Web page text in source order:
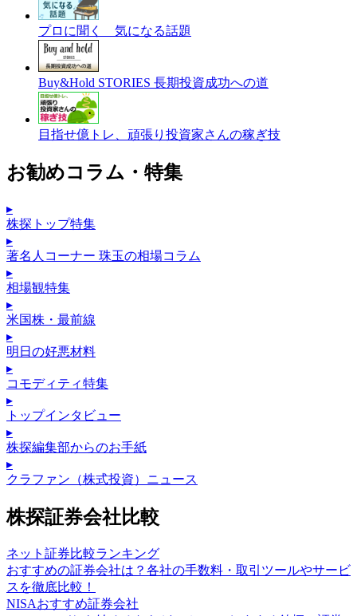
プロに聞く 気になる話題
Buy&Hold STORIES 長期投資成功への道
目指せ億トレ、頑張り投資家さんの稼ぎ技
お勧めコラム・特集
▸
株探トップ特集
▸
著名人コーナー 珠玉の相場コラム
▸
相場観特集
▸
米国株・最前線
▸
明日の好悪材料
▸
コモディティ特集
▸
トップインタビュー
▸
株探編集部からのお手紙
▸
クラファン（株式投資）ニュース
株探証券会社比較
ネット証券比較ランキング
おすすめの証券会社は？各社の手数料・取引ツールやサービ
スを徹底比較！
NISAおすすめ証券会社